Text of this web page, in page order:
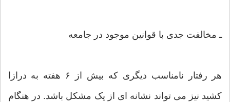
ـ مخالفت جدی با قوانین موجود در جامعه
هر رفتار نامناسب دیگری که بیش از ۶ هفته به درازا
کشید نیز می تواند نشانه ای از یک مشکل باشد. در هنگام